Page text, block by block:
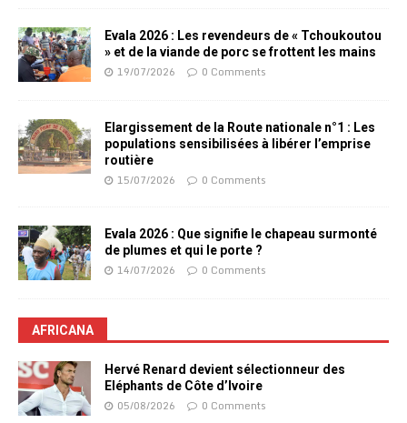
Evala 2026 : Les revendeurs de « Tchoukoutou
» et de la viande de porc se frottent les mains
19/07/2026 0 Comments
Elargissement de la Route nationale n°1 : Les
populations sensibilisées à libérer l’emprise
routière
15/07/2026 0 Comments
Evala 2026 : Que signifie le chapeau surmonté
de plumes et qui le porte ?
14/07/2026 0 Comments
AFRICANA
Hervé Renard devient sélectionneur des
Eléphants de Côte d’Ivoire
05/08/2026 0 Comments